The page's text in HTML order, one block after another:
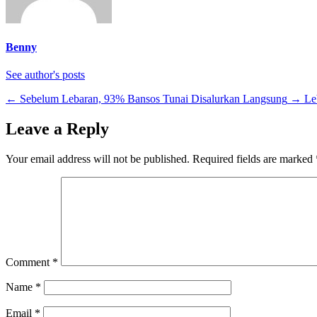
Benny
See author's posts
← Sebelum Lebaran, 93% Bansos Tunai Disalurkan Langsung →
Leave a Reply
Your email address will not be published. Required fields are marked
Comment *
Name *
Email *